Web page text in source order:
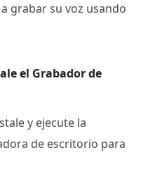
grabar su voz usando
el Grabador de
y ejecute la
de escritorio para